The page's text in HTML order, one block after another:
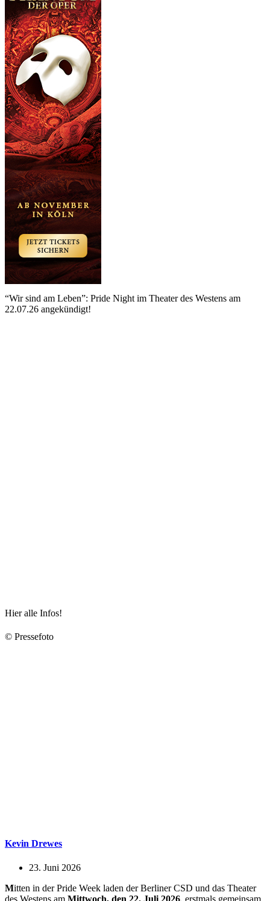
“Wir sind am Leben”: Pride Night im Theater des Westens am
22.07.26 angekündigt!
Hier alle Infos!
© Pressefoto
Kevin Drewes
23. Juni 2026
Mitten in der Pride Week laden der Berliner CSD und das Theater
des Westens am Mittwoch, den 22. Juli 2026, erstmals gemeinsam